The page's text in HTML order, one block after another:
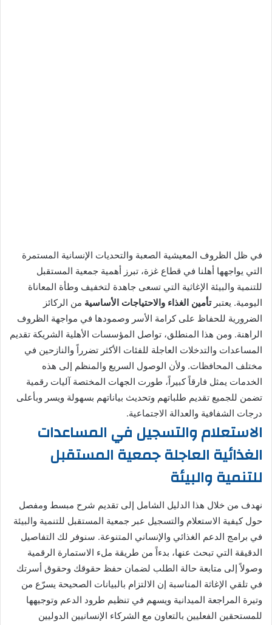
في ظل الظروف المعيشية الصعبة والتحديات الإنسانية المستمرة
التي يواجهها أهلنا في قطاع غزة، تبرز أهمية جمعية المستقبل
للتنمية والبيئة الإغاثية التي تسعى جاهدة لتخفيف وطأة المعاناة
اليومية. يعتبرتأمين الغذاء والاحتياجات الأساسية من الركائز
الضرورية للحفاظ على كرامة الأسر وصمودها في مواجهة الظروف
الراهنة. ومن هذا المنطلق، تواصل المؤسسات الأهلية الشريكة تقديم
المساعدات والتدخلات العاجلة للفئات الأكثر تضرراً والنازحين في
مختلف المحافظات. ولأن الوصول السريع والمنظم إلى هذه
الخدمات يمثل فارقاً كبيراً، طورت الجهات المختصة آليات رقمية
تضمن للجميع تقديم طلباتهم وتحديث بياناتهم بسهولة ويسر وبأعلى
درجات الشفافية والعدالة الاجتماعية.
الاستعلام والتسجيل في المساعدات
الغذائية العاجلة جمعية المستقبل
للتنمية والبيئة
نهدف من خلال هذا الدليل الشامل إلى تقديم شرح مبسط ومفصل
حول كيفية الاستعلام والتسجيل عبر جمعية المستقبل للتنمية والبيئة
في برامج الدعم الغذائي والإنساني المتنوعة. سنوفر لك التفاصيل
الدقيقة التي تبحث عنها، بدءاً من طريقة ملء الاستمارة الرقمية
وصولاً إلى متابعة حالة الطلب لضمان حفظ حقوقك وحقوق أسرتك
في تلقي الإغاثة المناسبة إن الالتزام بالبيانات الصحيحة يسرّع من
وتيرة المراجعة الميدانية ويسهم في تنظيم طرود الدعم وتوجيهها
للمستحقين الفعليين بالتعاون مع الشركاء الإنسانيين الدوليين